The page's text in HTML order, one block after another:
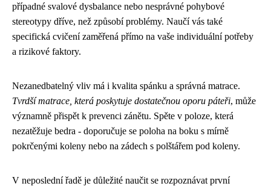
případné svalové dysbalance nebo nesprávné pohybové
stereotypy dříve, než způsobí problémy. Naučí vás také
specifická cvičení zaměřená přímo na vaše individuální potřeby
a rizikové faktory.
Nezanedbatelný vliv má i kvalita spánku a správná matrace.
Tvrdší matrace, která poskytuje dostatečnou oporu páteři, může
významně přispět k prevenci zánětu. Spěte v poloze, která
nezatěžuje bedra - doporučuje se poloha na boku s mírně
pokrčenými koleny nebo na zádech s polštářem pod koleny.
V neposlední řadě je důležité naučit se rozpoznávat první